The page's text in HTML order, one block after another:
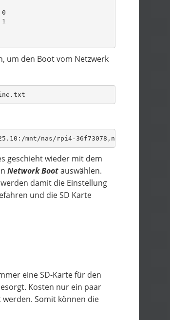
um den Boot vom Netzwerk
mnt/nas/rpi4-36f73078,nfsvers=3 rw
geschieht wieder mit dem
Network Bootauswählen.
damit die Einstellung
und die SD Karte
eine SD-Karte für den
Kosten nur ein paar
werden. Somit können die